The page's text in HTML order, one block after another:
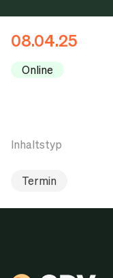
08.04.25
Online
Inhaltstyp
Termin